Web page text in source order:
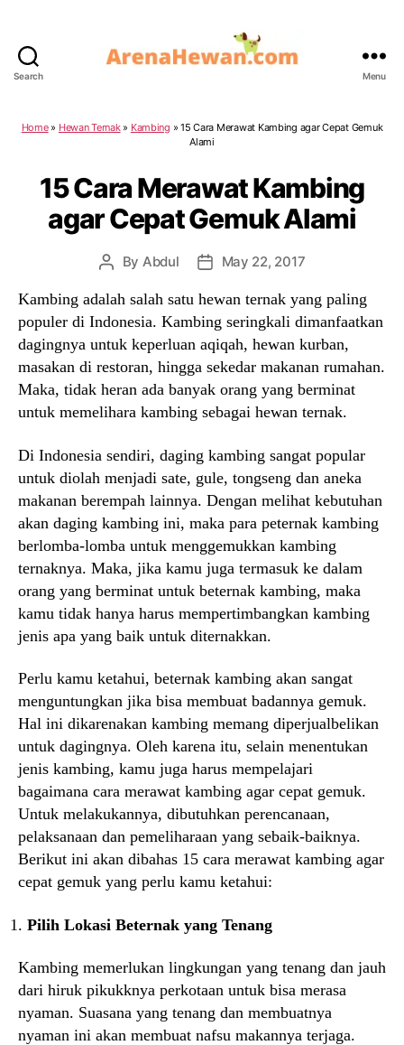
Search Menu
Home» Hewan Ternak» Kambing »15 Cara Merawat Kambing agar Cepat Gemuk
Alami
15 Cara Merawat Kambing
agar Cepat Gemuk Alami
Post
By Abdul
PostMay 22, 2017
Kambing adalah salah satu hewan ternak yang paling
populer di Indonesia. Kambing seringkali dimanfaatkan
dagingnya untuk keperluan aqiqah, hewan kurban,
masakan di restoran, hingga sekedar makanan rumahan.
Maka, tidak heran ada banyak orang yang berminat
untuk memelihara kambing sebagai hewan ternak.
Di Indonesia sendiri, daging kambing sangat popular
untuk diolah menjadi sate, gule, tongseng dan aneka
makanan berempah lainnya. Dengan melihat kebutuhan
akan daging kambing ini, maka para peternak kambing
berlomba-lomba untuk menggemukkan kambing
ternaknya. Maka, jika kamu juga termasuk ke dalam
orang yang berminat untuk beternak kambing, maka
kamu tidak hanya harus mempertimbangkan kambing
jenis apa yang baik untuk diternakkan.
Perlu kamu ketahui, beternak kambing akan sangat
menguntungkan jika bisa membuat badannya gemuk.
Hal ini dikarenakan kambing memang diperjualbelikan
untuk dagingnya. Oleh karena itu, selain menentukan
jenis kambing, kamu juga harus mempelajari
bagaimana cara merawat kambing agar cepat gemuk.
Untuk melakukannya, dibutuhkan perencanaan,
pelaksanaan dan pemeliharaan yang sebaik-baiknya.
Berikut ini akan dibahas 15 cara merawat kambing agar
cepat gemuk yang perlu kamu ketahui:
Pilih Lokasi Beternak yang Tenang
Kambing memerlukan lingkungan yang tenang dan jauh
dari hiruk pikukknya perkotaan untuk bisa merasa
nyaman. Suasana yang tenang dan membuatnya
nyaman ini akan membuat nafsu makannya terjaga.